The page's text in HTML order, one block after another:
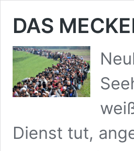
DAS
Dienst tut,